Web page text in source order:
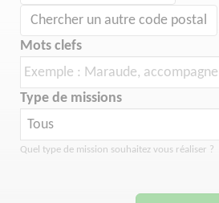
Chercher un autre code postal
Mots clefs
Type de missions
Quel type de mission souhaitez vous réaliser ?